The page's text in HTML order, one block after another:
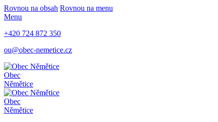
Rovnou na obsah Rovnou na menu
Menu
+420 724 872 350
ou@obec-nemetice.cz
Obec
Němětice
Obec
Němětice